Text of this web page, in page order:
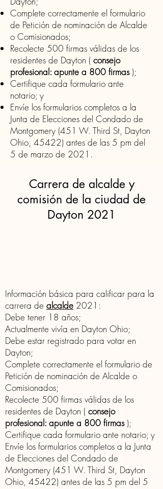
Complete correctamente el formulario
de Petición de nominación de Alcalde
o Comisionados;
Recolecte 500 firmas válidas de los
residentes de Dayton ( consejo
profesional: apunte a 800 firmas);
Certifique cada formulario ante
notario; y
Envíe los formularios completos a la
Junta de Elecciones del Condado de
Montgomery (451 W. Third St, Dayton
Ohio, 45422) antes de las 5 pm del
5 de marzo de 2021.
Carrera de alcalde y
comisión de la ciudad de
Dayton 2021
Información básica para calificar para la
carrera de alcalde 2021:
Debe tener 18 años;
Actualmente vivía en Dayton Ohio;
Debe estar registrado para votar en
Dayton;
Complete correctamente el formulario de
Petición de nominación de Alcalde o
Comisionados;
Recolecte 500 firmas válidas de los
residentes de Dayton ( consejo
profesional: apunte a 800 firmas);
Certifique cada formulario ante notario; y
Envíe los formularios completos a la Junta
de Elecciones del Condado de
Montgomery (451 W. Third St, Dayton
Ohio, 45422) antes de las 5 pm del 5